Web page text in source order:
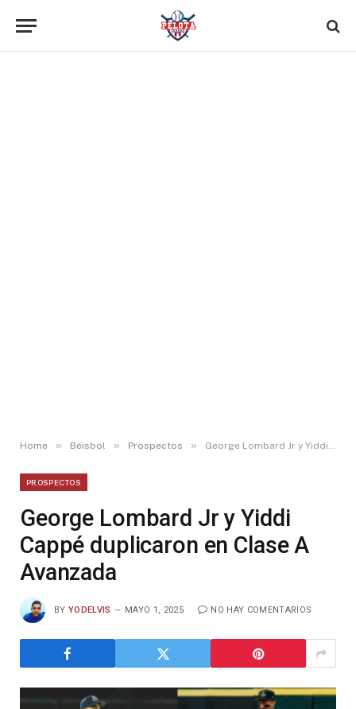
Home » Béisbol » Prospectos » George Lombard Jr y Yiddi Cappé duplicaron en Clase A Avanzada
PROSPECTOS
George Lombard Jr y Yiddi
Cappé duplicaron en Clase A
Avanzada
BY YODELVIS MAYO 1, 2025 NO HAY COMENTARIOS